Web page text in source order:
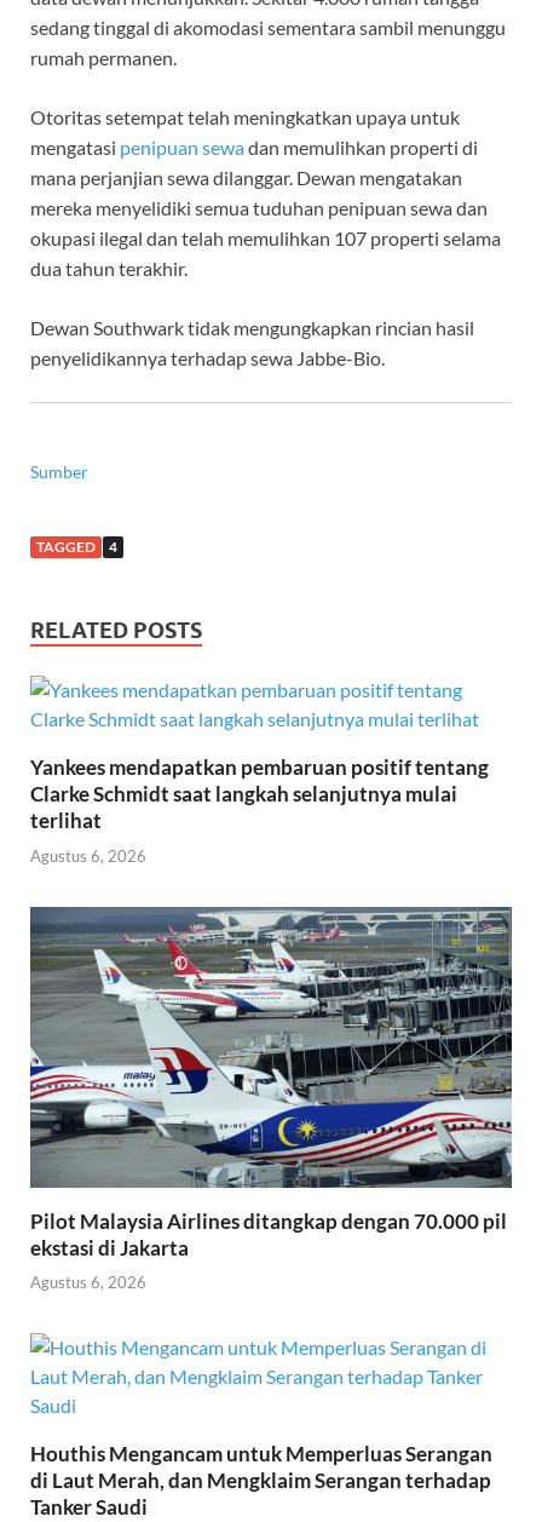
sedang tinggal di akomodasi sementara sambil menunggu
rumah permanen.
Otoritas setempat telah meningkatkan upaya untuk
mengatasi penipuan sewadan memulihkan properti di
mana perjanjian sewa dilanggar. Dewan mengatakan
mereka menyelidiki semua tuduhan penipuan sewa dan
okupasi ilegal dan telah memulihkan 107 properti selama
dua tahun terakhir.
Dewan Southwark tidak mengungkapkan rincian hasil
penyelidikannya terhadap sewa Jabbe-Bio.
Sumber
TAGGED 4
RELATED POSTS
Yankees mendapatkan pembaruan positif tentang
Clarke Schmidt saat langkah selanjutnya mulai
terlihat
Agustus 6, 2026
Pilot Malaysia Airlines ditangkap dengan 70.000 pil
ekstasi di Jakarta
Agustus 6, 2026
Houthis Mengancam untuk Memperluas Serangan
di Laut Merah, dan Mengklaim Serangan terhadap
Tanker Saudi